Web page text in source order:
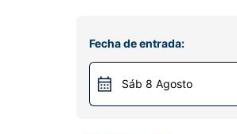
Fecha de entrada:
Sáb 8 Agosto